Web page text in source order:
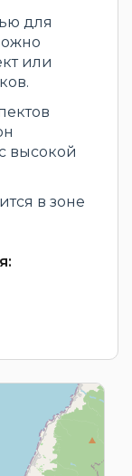
для
или
высокой
в зоне